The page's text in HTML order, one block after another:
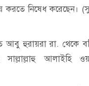
করতে নিষেধ করেছেন।
আবু হুরায়রা রা. থেকে
আলাইহি